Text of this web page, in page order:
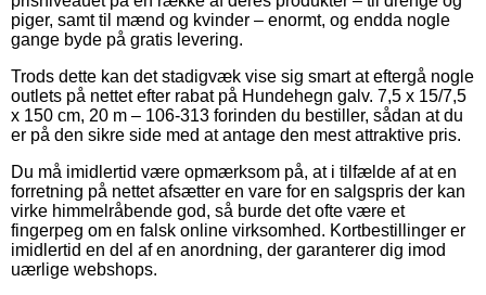
piger, samt til mænd og kvinder – enormt, og endda nogle
gange byde på gratis levering.
Trods dette kan det stadigvæk vise sig smart at eftergå nogle
outlets på nettet efter rabat på Hundehegn galv. 7,5 x 15/7,5
x 150 cm, 20 m – 106-313 forinden du bestiller, sådan at du
er på den sikre side med at antage den mest attraktive pris.
Du må imidlertid være opmærksom på, at i tilfælde af at en
forretning på nettet afsætter en vare for en salgspris der kan
virke himmelråbende god, så burde det ofte være et
fingerpeg om en falsk online virksomhed. Kortbestillinger er
imidlertid en del af en anordning, der garanterer dig imod
uærlige webshops.